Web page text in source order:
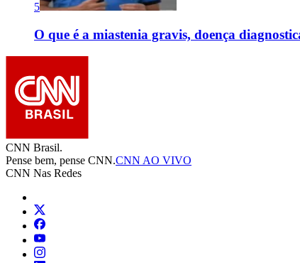
5
O que é a miastenia gravis, doença
CNN Brasil.
Pense bem, pense CNN.CNN AO VIVO
CNN Nas Redes